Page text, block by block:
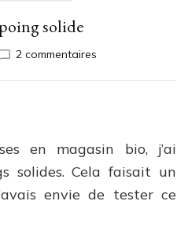
solide
2 commentairessur
en magasin bio, j’ai
solides. Cela faisait un
envie de tester ce